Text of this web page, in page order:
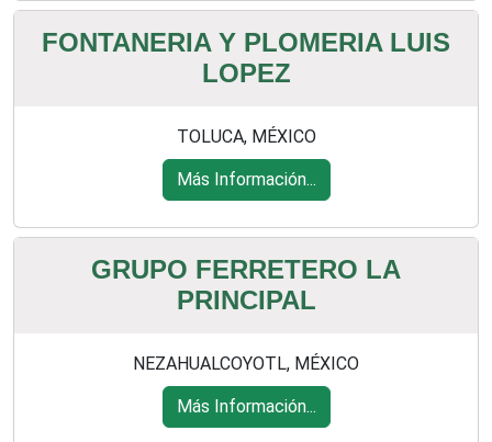
FONTANERIA Y PLOMERIA LUIS
LOPEZ
TOLUCA, MÉXICO
Más Información...
GRUPO FERRETERO LA
PRINCIPAL
NEZAHUALCOYOTL, MÉXICO
Más Información...